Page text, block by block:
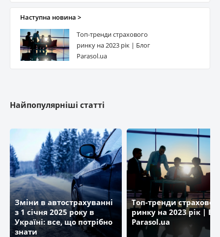
ГРАВЕ УКРАЇНА Страхування життя
ПРОКСІМА
АЛЬФА Страхування
ЕЙГОН ЛАЙФ УКРАЇНА
КАРДІФ
Наступна новина >
Топ-тренди страхового
ринку на 2023 рік | Блог
Parasol.ua
Найпопулярніші статті
Зміни в автострахуванні
з 1 січня 2025 року в
Україні: все, що потрібно
знати
Топ-тренди
ринку на 2023 рік |
Parasol.ua